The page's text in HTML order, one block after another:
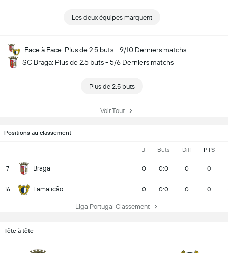
Les deux équipes marquent
Face à Face: Plus de 2.5 buts - 9/10 Derniers matchs
SC Braga: Plus de 2.5 buts - 5/6 Derniers matchs
Plus de 2.5 buts
Voir Tout
Positions au classement
J Buts Diff PTS
7 Braga 0 0:0 0 0
16 Famalicão 0 0:0 0 0
Liga Portugal Classement
Tête à tête